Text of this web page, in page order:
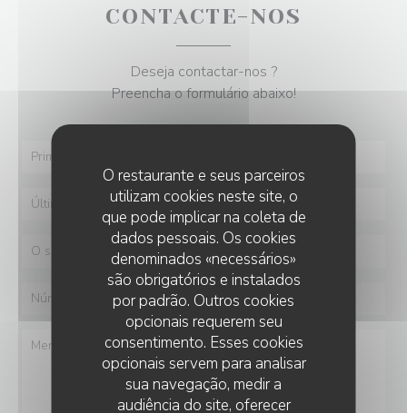
O restaurante e seus parceiros
utilizam cookies neste site, o
que pode implicar na coleta de
dados pessoais. Os cookies
denominados «necessários»
são obrigatórios e instalados
por padrão. Outros cookies
opcionais requerem seu
consentimento. Esses cookies
opcionais servem para analisar
sua navegação, medir a
audiência do site, oferecer
CONTACTE-NOS
Deseja contactar-nos ?
Preencha o formulário abaixo!